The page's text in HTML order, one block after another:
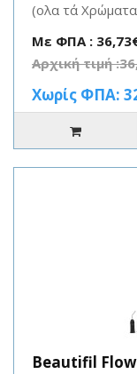
(ολα τά
Με ΦΠΑ :
Αρχική τιμή
Χωρίς ΦΠΑ:
Beautifil Flow